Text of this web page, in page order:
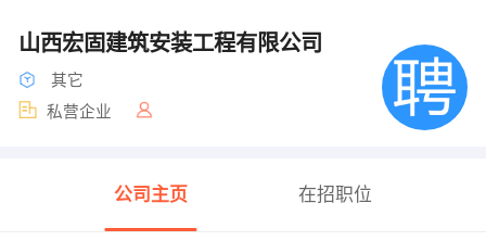
山西宏固建筑安装工程有限公司
其它
私营企业
公司主页 在招职位